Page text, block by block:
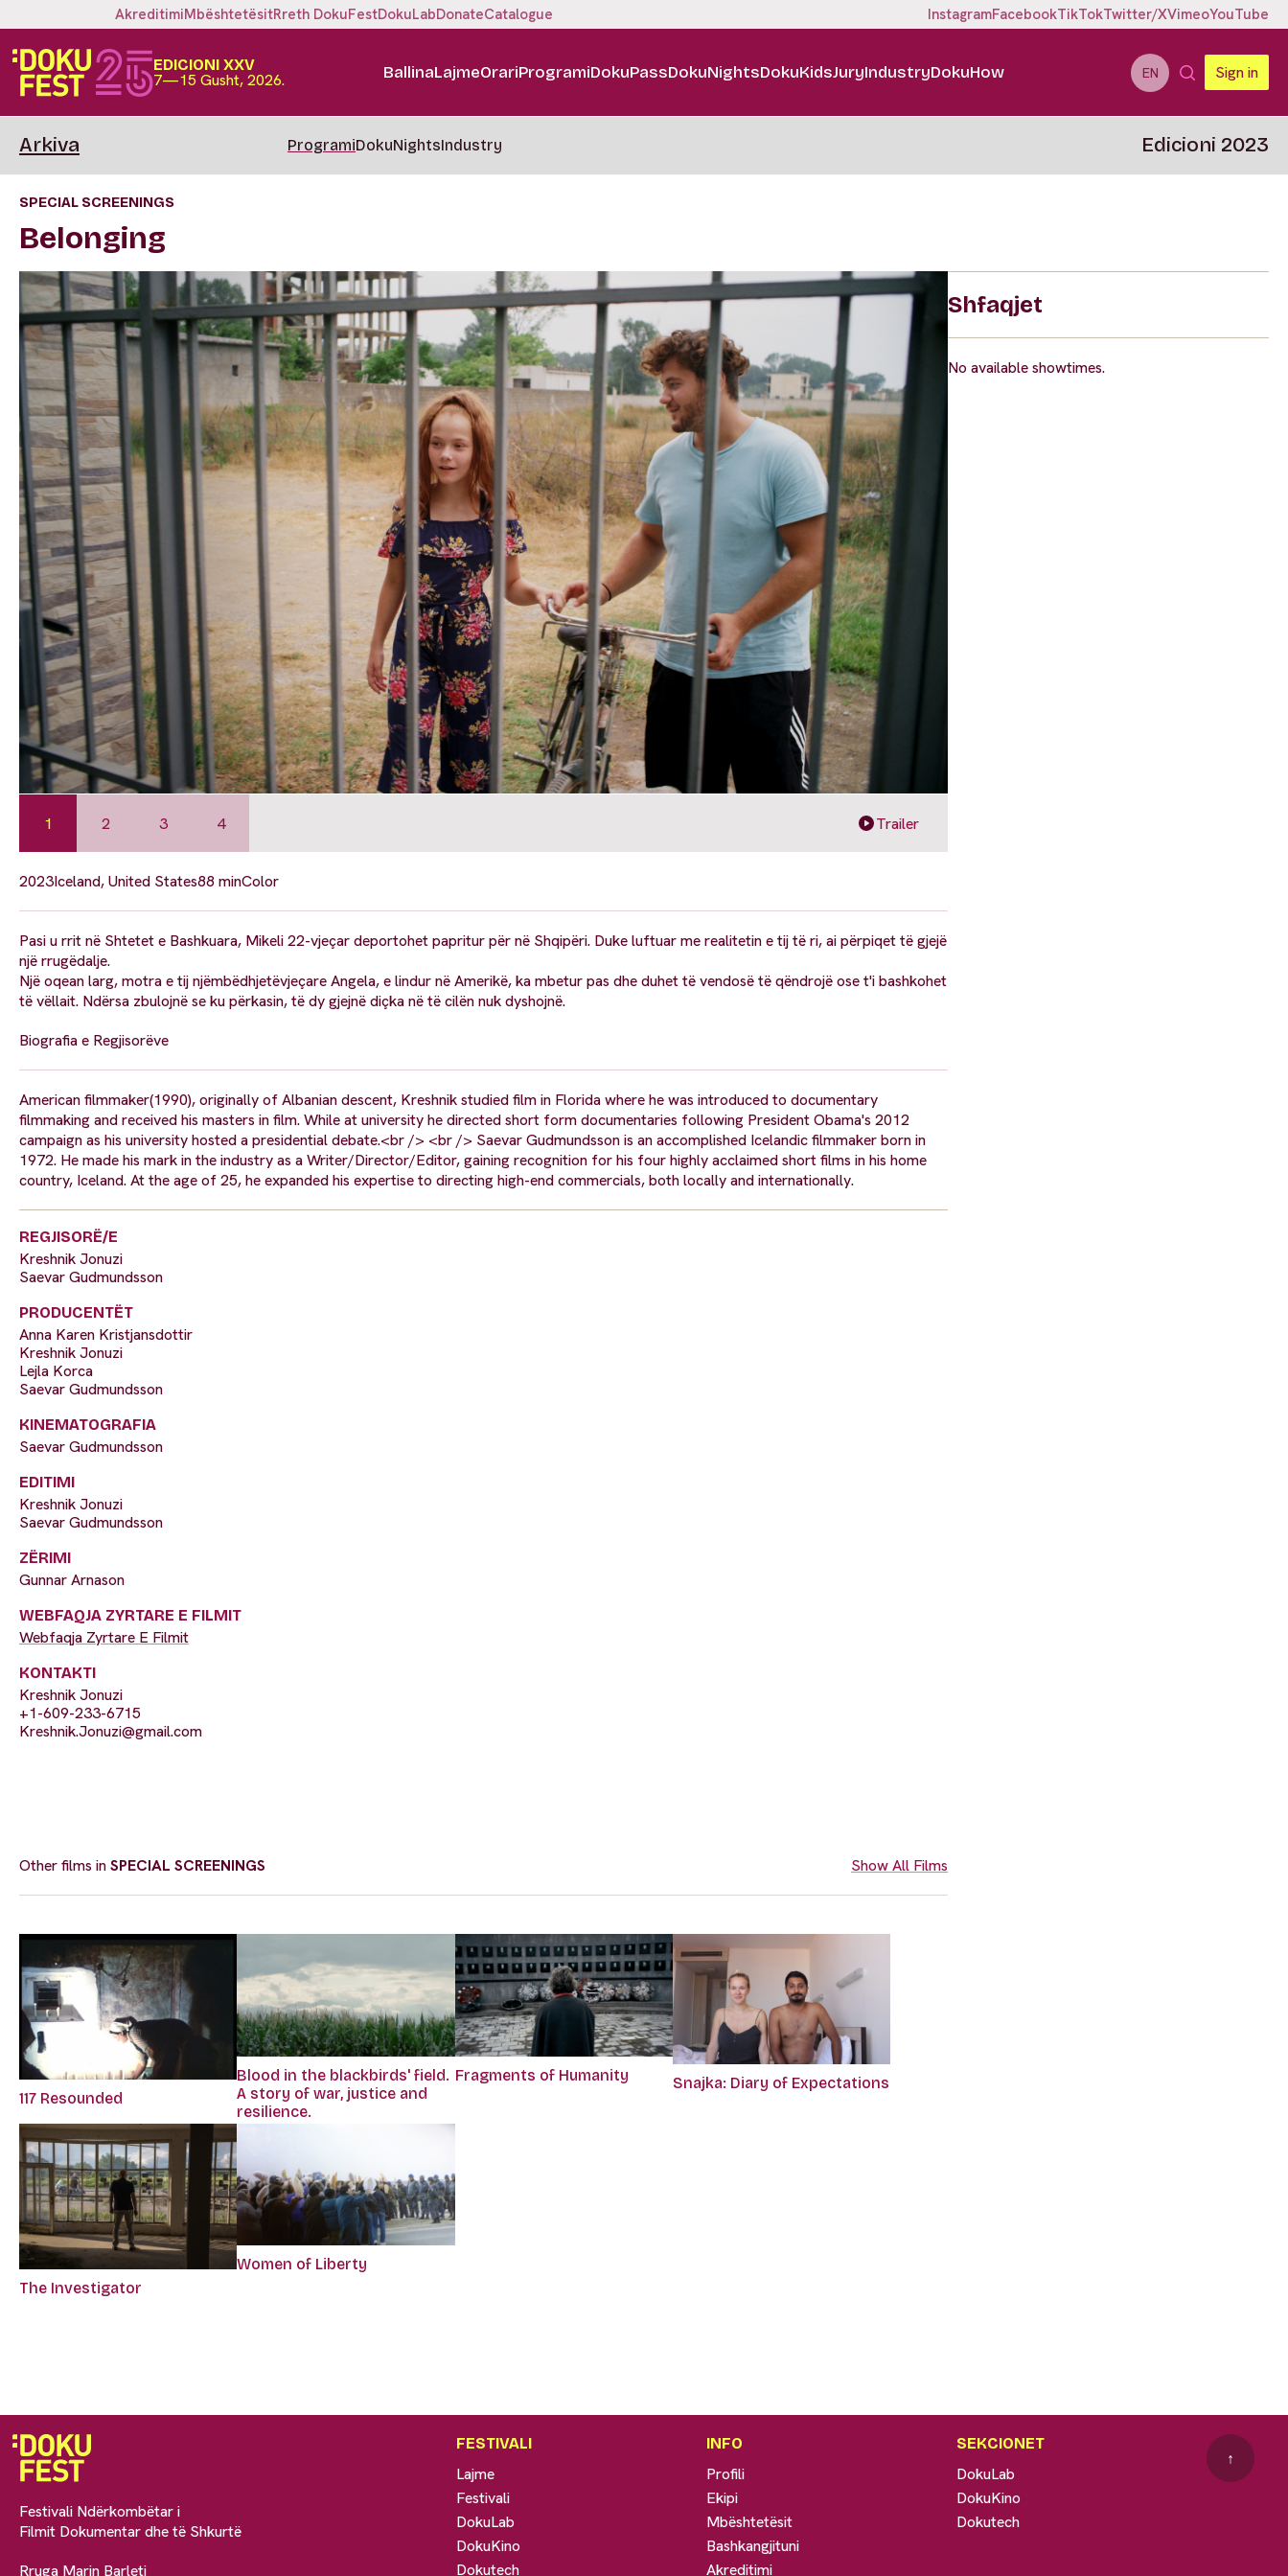
AkreditimiMbështetësitRreth DokuFestDokuLabDonateCatalogue InstagramFacebookTikTokTwitter/XVimeoYouTube
EDICIONI XXV
7—15 Gusht, 2026. BallinaLajmeOrariProgramiDokuPassDokuNightsDokuKidsJuryIndustryDokuHow EN Sign in
Arkiva ProgramiDokuNightsIndustry Edicioni 2023
SPECIAL SCREENINGS
Belonging
1 2 3 4 Trailer
2023Iceland, United States88 minColor
Pasi u rrit në Shtetet e Bashkuara, Mikeli 22-vjeçar deportohet papritur për në Shqipëri. Duke luftuar me realitetin e tij të ri, ai përpiqet të gjejë
një rrugëdalje.
Një oqean larg, motra e tij njëmbëdhjetëvjeçare Angela, e lindur në Amerikë, ka mbetur pas dhe duhet të vendosë të qëndrojë ose t'i bashkohet
të vëllait. Ndërsa zbulojnë se ku përkasin, të dy gjejnë diçka në të cilën nuk dyshojnë.
Biografia e Regjisorëve
American filmmaker(1990), originally of Albanian descent, Kreshnik studied film in Florida where he was introduced to documentary
filmmaking and received his masters in film. While at university he directed short form documentaries following President Obama's 2012
campaign as his university hosted a presidential debate.<br /> <br /> Saevar Gudmundsson is an accomplished Icelandic filmmaker born in
1972. He made his mark in the industry as a Writer/Director/Editor, gaining recognition for his four highly acclaimed short films in his home
country, Iceland. At the age of 25, he expanded his expertise to directing high-end commercials, both locally and internationally.
REGJISORË/E
Kreshnik Jonuzi
Saevar Gudmundsson
PRODUCENTËT
Anna Karen Kristjansdottir
Kreshnik Jonuzi
Lejla Korca
Saevar Gudmundsson
KINEMATOGRAFIA
Saevar Gudmundsson
EDITIMI
Kreshnik Jonuzi
Saevar Gudmundsson
ZËRIMI
Gunnar Arnason
WEBFAQJA ZYRTARE E FILMIT
Webfaqja Zyrtare E Filmit
KONTAKTI
Kreshnik Jonuzi
+1-609-233-6715
Kreshnik.Jonuzi@gmail.com
Other films inSPECIAL SCREENINGS Show All Films
117 Resounded
Blood in the blackbirds' field.
A story of war, justice and
resilience.
Fragments of Humanity Snajka: Diary of Expectations
The Investigator
Women of Liberty
Shfaqjet
No available showtimes.
Festivali Ndërkombëtar i
Filmit Dokumentar dhe të Shkurtë
Rruga Marin Barleti
FESTIVALI
Lajme
Festivali
DokuLab
DokuKino
Dokutech
INFO
Profili
Ekipi
Mbështetësit
Bashkangjituni
Akreditimi
SEKCIONET
DokuLab
DokuKino
Dokutech
↑